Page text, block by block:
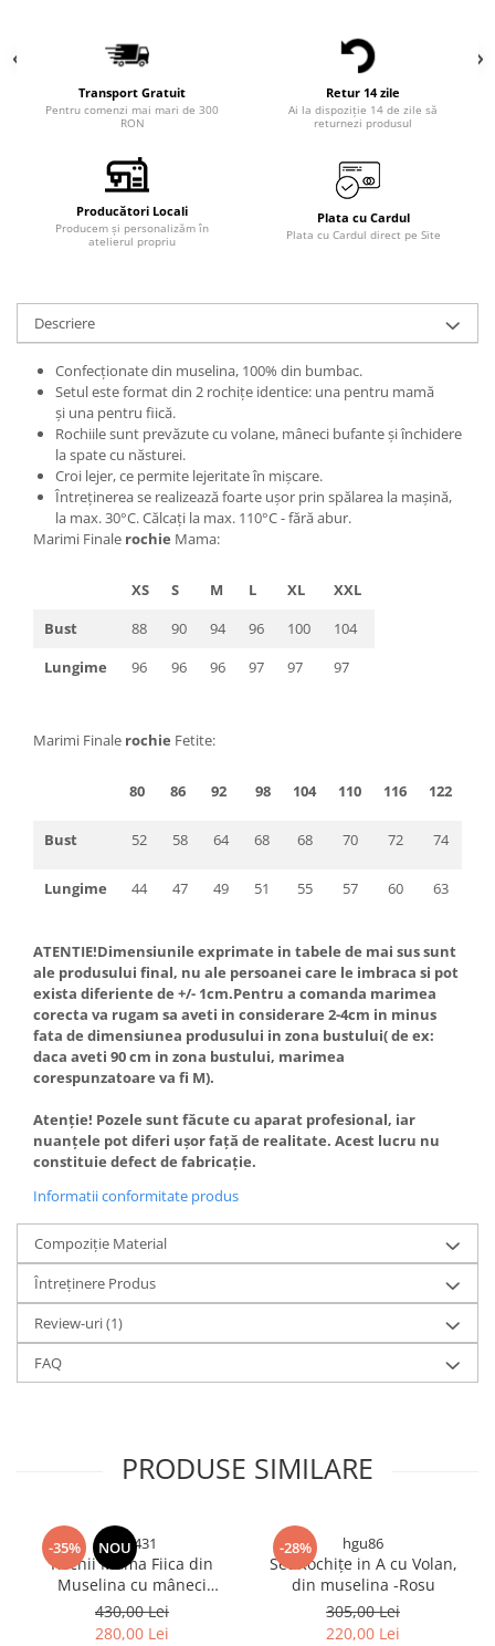
Transport Gratuit
Pentru comenzi mai mari de 300
RON
Retur 14 zile
Ai la dispoziție 14 de zile să
returnezi produsul
Producători Locali
Producem și personalizăm în
atelierul propriu
Plata cu Cardul
Plata cu Cardul direct pe Site
Descriere
Confecționate din muselina, 100% din bumbac.
Setul este format din 2 rochițe identice: una pentru mamă
și una pentru fiică.
Rochiile sunt prevăzute cu volane, mâneci bufante și închidere
la spate cu năsturei.
Croi lejer, ce permite lejeritate în mișcare.
Întreținerea se realizează foarte ușor prin spălarea la mașină,
la max. 30°C. Călcaţi la max. 110°C - fără abur.
Marimi Finale rochie Mama:
XS S M L XL
XXL
Bust
88 90 94 96 100
104
Lungime
96 96 96 97 97 97
Marimi Finale rochie Fetite:
80 86 92 98 104 110 116 122
Bust 52 58 64 68 68 70 72 74
Lungime 44 47 49 51 55 57 60 63
ATENTIE!Dimensiunile exprimate in tabele de mai sus sunt
ale produsului final, nu ale persoanei care le imbraca si pot
exista diferiente de +/- 1cm.Pentru a comanda marimea
corecta va rugam sa aveti in considerare 2-4cm in minus
fata de dimensiunea produsului in zona bustului( de ex:
daca aveti 90 cm in zona bustului, marimea
corespunzatoare va fi M).
Atenție! Pozele sunt făcute cu aparat profesional, iar
nuanțele pot diferi ușor față de realitate. Acest lucru nu
constituie defect de fabricație.
Informatii conformitate produs
Compoziție Material
Întreținere Produs
Review-uri(1)
FAQ
PRODUSE SIMILARE
-35% NOU
tfh6431
Rochii Mama Fiica din
Muselina cu mâneci
bufante - Zmeuriu
430,00 Lei
280,00 Lei
-28% hgu86
Set Rochițe in A cu Volan,
din muselina -Rosu
305,00 Lei
220,00 Lei